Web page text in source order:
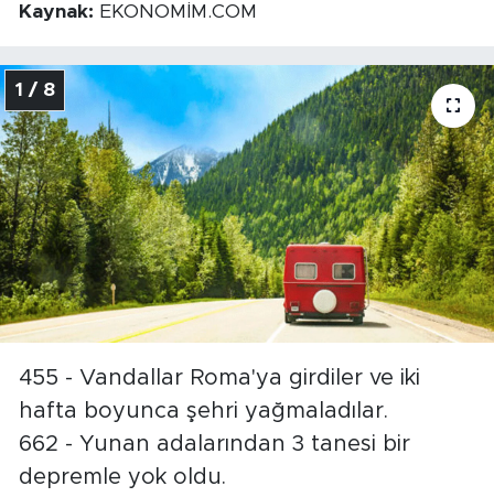
Kaynak: EKONOMİM.COM
1 / 8
455 - Vandallar Roma'ya girdiler ve iki
hafta boyunca şehri yağmaladılar.
662 - Yunan adalarından 3 tanesi bir
depremle yok oldu.